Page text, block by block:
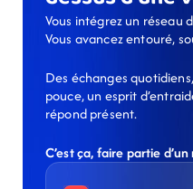
Vous intégrez un réseau
Vous avancez entouré,
Des échanges
pouce, un esprit
répond présent.
C’est ça, faire partie